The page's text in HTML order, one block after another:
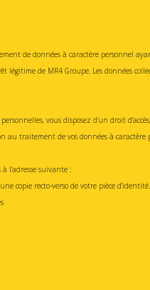
de données à caractère personnel
légitime de MR4 Groupe. Les données
vous disposez d’un droit
au traitement de vos données à
l’adresse suivante :
copie recto-verso de votre pièce d’identité.